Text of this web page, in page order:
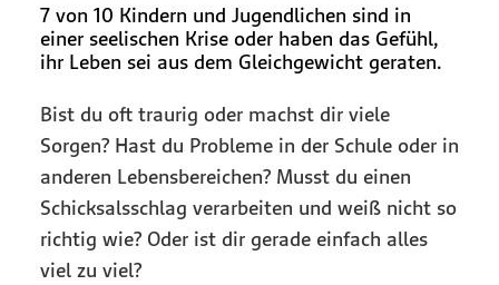
7 von 10 Kindern und Jugendlichen sind in
einer seelischen Krise oder haben das Gefühl,
ihr Leben sei aus dem Gleichgewicht geraten.
Bist du oft traurig oder machst dir viele
Sorgen? Hast du Probleme in der Schule oder in
anderen Lebensbereichen? Musst du einen
Schicksalsschlag verarbeiten und weiß nicht so
richtig wie? Oder ist dir gerade einfach alles
viel zu viel?